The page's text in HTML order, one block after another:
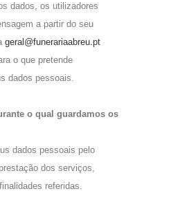
dados, os utilizadores
a partir do seu
geral@funerariaabreu.pt
o que pretende
dados pessoais.
o qual guardamos os
dados pessoais pelo
dos serviços,
referidas.